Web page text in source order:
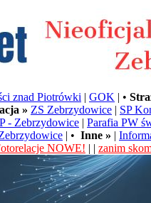
znad Piotrówki | GOK | •
» ZS Zebrzydowice | SP
- Zebrzydowice | Parafia PW
| • Inne » |
NOWE! | | zanim